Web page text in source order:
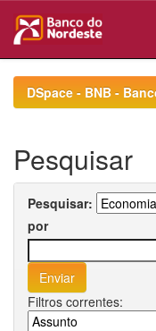
navigationDSpace - BNB -
Pesquisar
Pesquisar:
por
Filtros correntes: